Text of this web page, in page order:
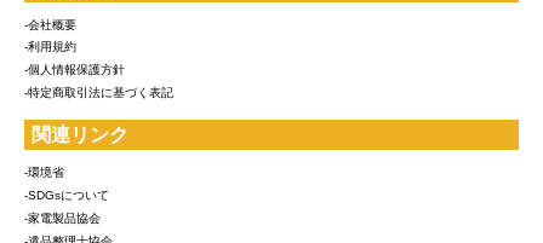
-会社概要
-利用規約
-個人情報保護方針
-特定商取引法に基づく表記
関連リンク
-環境省
-SDGsについて
-家電製品協会